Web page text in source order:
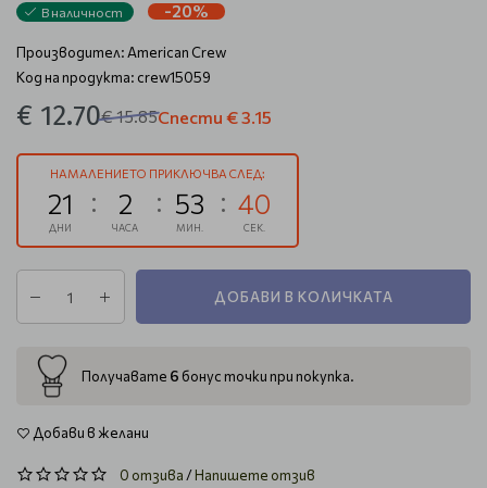
В наличност -20%
Производител: American Crew
Код на продукта: crew15059
€ 12.70€ 15.85Спести € 3.15
НАМАЛЕНИЕТО ПРИКЛЮЧВА СЛЕД:
21
ДНИ
2
ЧАСА
53
МИН.
40
СЕК.
ДОБАВИ В КОЛИЧКАТА
Получавате 6 бонус точки при покупка.
Добави в желани
0 отзива/Напишете отзив